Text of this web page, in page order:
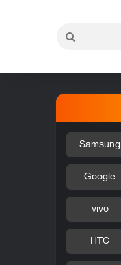
Samsung
Google
vivo
HTC